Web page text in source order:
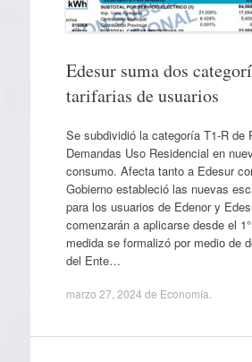
Edesur suma dos
tarifarias de usuarios
Se subdividió la categoría T1-R de
Demandas Uso Residencial en
consumo. Afecta tanto a Edesur
Gobierno estableció las nuevas
para los usuarios de Edenor y
comenzarán a aplicarse desde el
medida se formalizó por medio de
del Ente…
marzo 27, 2024 de Economía